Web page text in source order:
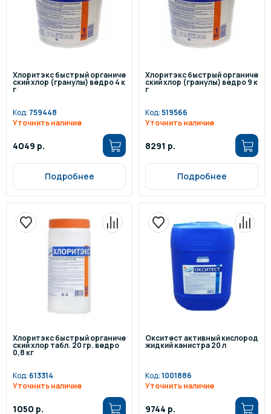
Хлоритэкс быстрый органиче
ский хлор (гранулы) ведро 4 к
г
Код: 759448
Уточнить наличие
4049 р.
Подробнее
Хлоритэкс быстрый органиче
ский хлор (гранулы) ведро 9 к
г
Код:519566
Уточнить наличие
8291 р.
Подробнее
Хлоритэкс быстрый органиче
ский хлор табл. 20 гр. ведро
0,8 кг
Код: 613314
Уточнить наличие
1050 р.
Окситест активный кислород
жидкий канистра 20 л
Код:1001886
Уточнить наличие
9744 р.